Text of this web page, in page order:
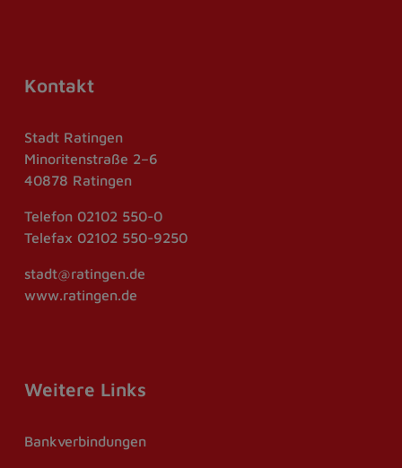
Kontakt
Stadt Ratingen
Minoritenstraße 2–6
40878 Ratingen
Telefon 02102 550-0
Telefax 02102 550-9250
stadt@ratingen.de
www.ratingen.de
Weitere Links
Bankverbindungen